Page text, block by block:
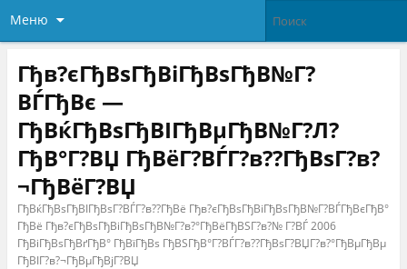
Меню
Гђв?єГђВѕГђВіГђВѕГђВ№Г?
ВЃГђВє —
ГђВќГђВѕГђВІГђВµГђВ№Г?Л?
ГђВ°Г?ВЏ ГђВёГ?ВЃГ?в??ГђВѕГ?в?
¬ГђВёГ?ВЏ
ГђВќГђВѕГђВІГђВѕГ?ВЃГ?в??ГђВё Гђв?єГђВѕГђВіГђВѕГђВ№Г?ВЃГђВєГђВ°
ГђВё Гђв?єГђВѕГђВіГђВѕГђВ№Г?в?°ГђВёГђВЅГ?в?№ Г?ВЃ 2006
ГђВіГђВѕГђВґГђВ° ГђВїГђВѕ ГђВЅГђВ°Г?ВЃГ?в??ГђВѕГ?ВЏГ?в?°ГђВµГђВµ
ГђВІГ?в?¬ГђВµГђВјГ?ВЏ